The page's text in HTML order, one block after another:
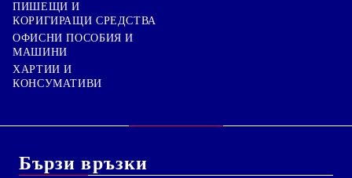
ПИШЕЩИ И
КОРИГИРАЩИ СРЕДСТВА
ОФИСНИ ПОСОБИЯ И
МАШИНИ
ХАРТИИ И
КОНСУМАТИВИ
Бързи връзки